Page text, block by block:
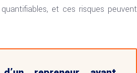
et ces risques peuvent